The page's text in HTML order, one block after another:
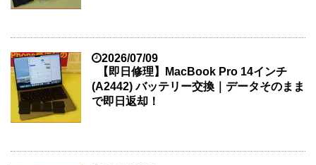
2026/07/09
【即日修理】MacBook Pro 14インチ
(A2442) バッテリー交換｜データそのまま
で即日返却！